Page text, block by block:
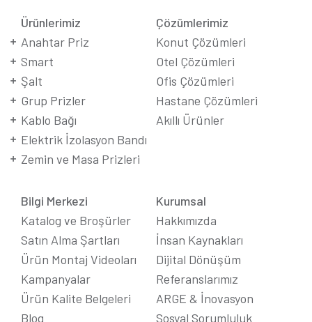
Ürünlerimiz
Anahtar Priz
Smart
Şalt
Grup Prizler
Kablo Bağı
Elektrik İzolasyon Bandı
Zemin ve Masa Prizleri
Çözümlerimiz
Konut Çözümleri
Otel Çözümleri
Ofis Çözümleri
Hastane Çözümleri
Akıllı Ürünler
Bilgi Merkezi
Katalog ve Broşürler
Satın Alma Şartları
Ürün Montaj Videoları
Kampanyalar
Ürün Kalite Belgeleri
Blog
Kurumsal
Hakkımızda
İnsan Kaynakları
Dijital Dönüşüm
Referanslarımız
ARGE & İnovasyon
Sosyal Sorumluluk